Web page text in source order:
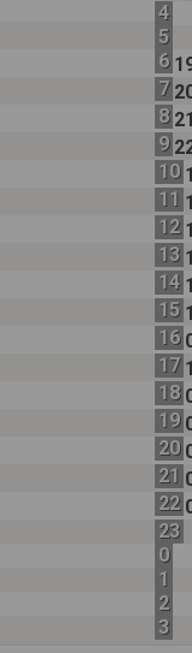
4
5
6
7
8
9
10
11
12
13
14
15
16
17
18
19
20
21
22
23
0
1
2
3